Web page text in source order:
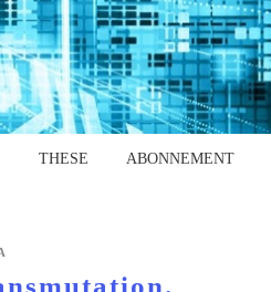
THESE ABONNEMENT